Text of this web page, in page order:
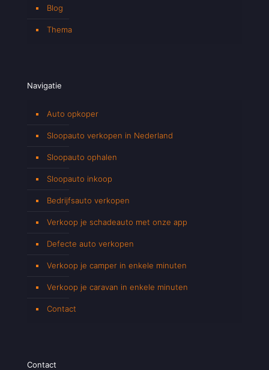
Blog
Thema
Navigatie
Auto opkoper
Sloopauto verkopen in Nederland
Sloopauto ophalen
Sloopauto inkoop
Bedrijfsauto verkopen
Verkoop je schadeauto met onze app
Defecte auto verkopen
Verkoop je camper in enkele minuten
Verkoop je caravan in enkele minuten
Contact
Contact